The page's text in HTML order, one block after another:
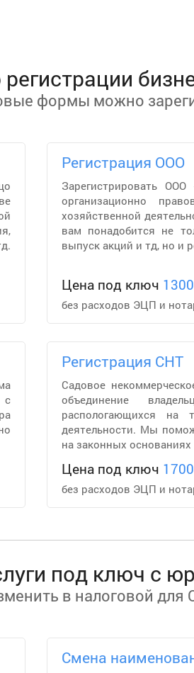
формы можно
Регистрация ООО
Зарегистрировать
организационно
хозяйственной
вам понадобится не
выпуск акций и тд, но и
Цена под ключ
без расходов ЭЦП и
с
Регистрация СНТ
Садовое
объединение
распологающихся на
деятельности. Мы
на законных
Цена под ключ
без расходов ЭЦП и
под ключ с
в налоговой
Смена